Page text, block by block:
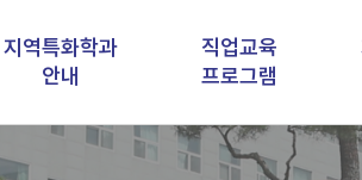
지역특화학과
안내
직업교육
프로그램